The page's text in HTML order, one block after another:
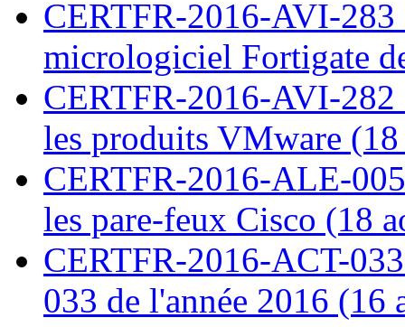
CERTFR-2016-AVI-
micrologiciel Fortigate
CERTFR-2016-AVI-
les produits VMware
CERTFR-2016-ALE-
les pare-feux Cisco (18
CERTFR-2016-ACT-
033 de l'année 2016 (16